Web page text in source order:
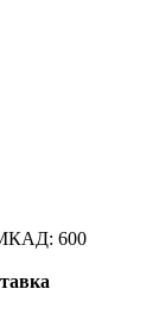
МКАД: 600